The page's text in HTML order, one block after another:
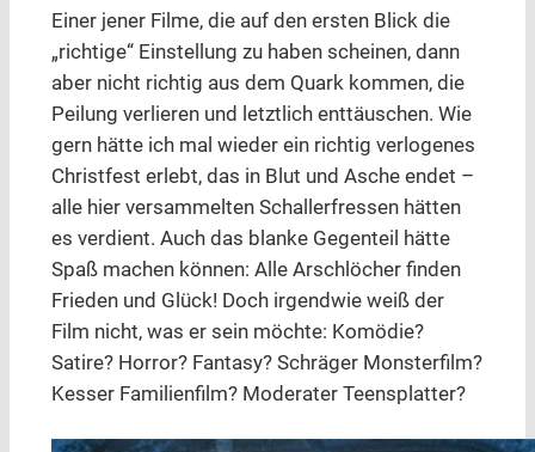
Einer jener Filme, die auf den ersten Blick die
„richtige“ Einstellung zu haben scheinen, dann
aber nicht richtig aus dem Quark kommen, die
Peilung verlieren und letztlich enttäuschen. Wie
gern hätte ich mal wieder ein richtig verlogenes
Christfest erlebt, das in Blut und Asche endet –
alle hier versammelten Schallerfressen hätten
es verdient. Auch das blanke Gegenteil hätte
Spaß machen können: Alle Arschlöcher finden
Frieden und Glück! Doch irgendwie weiß der
Film nicht, was er sein möchte: Komödie?
Satire? Horror? Fantasy? Schräger Monsterfilm?
Kesser Familienfilm? Moderater Teensplatter?